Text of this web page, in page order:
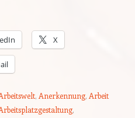
X
, Anerkennung, Arbeit
,